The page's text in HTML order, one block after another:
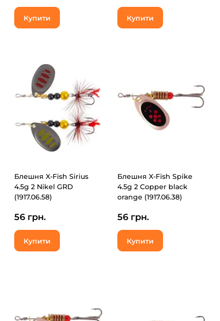
Купити Купити
Блешня X-Fish Sirius
4.5g 2 Nikel GRD
(1917.06.58)
56 грн.
Купити
Блешня X-Fish Spike
4.5g 2 Copper black
orange (1917.06.38)
56 грн.
Купити